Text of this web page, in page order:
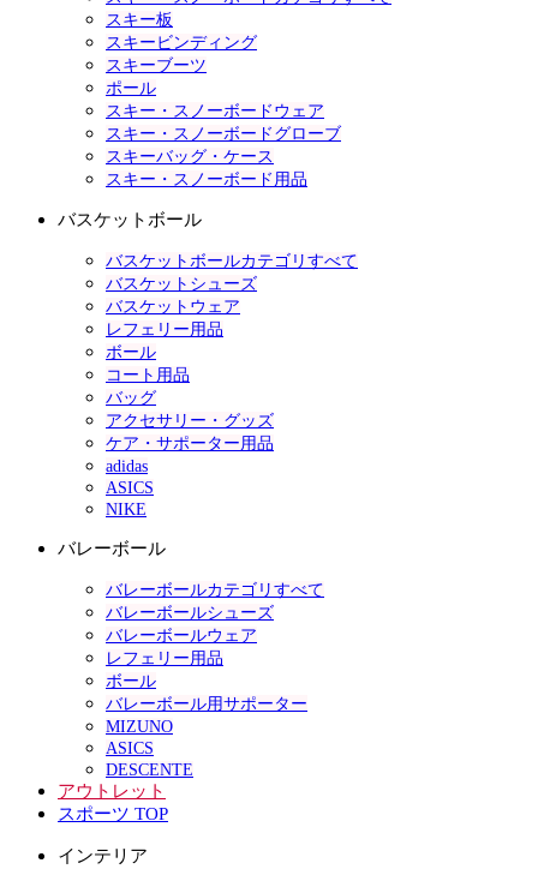
スキー板
スキービンディング
スキーブーツ
ポール
スキー・スノーボードウェア
スキー・スノーボードグローブ
スキーバッグ・ケース
スキー・スノーボード用品
バスケットボール
バスケットボールカテゴリすべて
バスケットシューズ
バスケットウェア
レフェリー用品
ボール
コート用品
バッグ
アクセサリー・グッズ
ケア・サポーター用品
adidas
ASICS
NIKE
バレーボール
バレーボールカテゴリすべて
バレーボールシューズ
バレーボールウェア
レフェリー用品
ボール
バレーボール用サポーター
MIZUNO
ASICS
DESCENTE
アウトレット
スポーツ TOP
インテリア